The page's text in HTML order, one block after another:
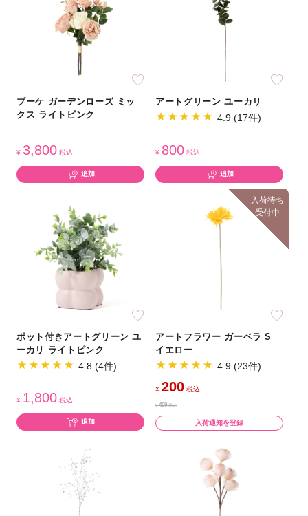
ブーケ ガーデンローズ ミッ
クス ライトピンク
¥ 3,800 税込
追加
アートグリーン ユーカリ
4.9 (17件)
¥ 800 税込
追加
ポット付きアートグリーン ユ
ーカリ ライトピンク
4.8 (4件)
¥ 1,800 税込
追加
入荷待ち
受付中
アートフラワー ガーベラ S
イエロー
4.9 (23件)
¥ 200 税込
¥400税込
入荷通知を登録